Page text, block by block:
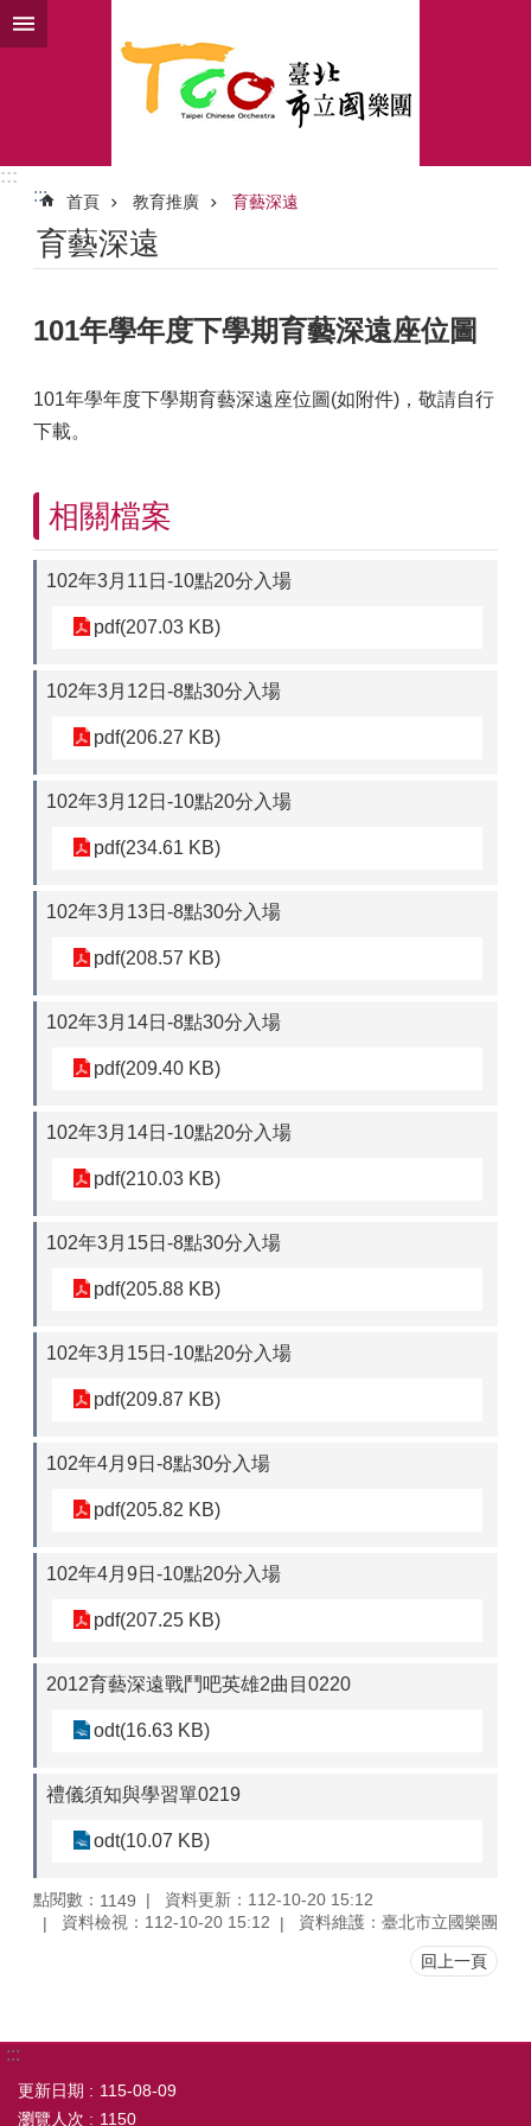
跳到主要內容區塊
:::
:::
首頁 教育推廣 育藝深遠
育藝深遠
101年學年度下學期育藝深遠座位圖
101年學年度下學期育藝深遠座位圖(如附件)，敬請自行
下載。
相關檔案
102年3月11日-10點20分入場
pdf(207.03 KB)
102年3月12日-8點30分入場
pdf(206.27 KB)
102年3月12日-10點20分入場
pdf(234.61 KB)
102年3月13日-8點30分入場
pdf(208.57 KB)
102年3月14日-8點30分入場
pdf(209.40 KB)
102年3月14日-10點20分入場
pdf(210.03 KB)
102年3月15日-8點30分入場
pdf(205.88 KB)
102年3月15日-10點20分入場
pdf(209.87 KB)
102年4月9日-8點30分入場
pdf(205.82 KB)
102年4月9日-10點20分入場
pdf(207.25 KB)
2012育藝深遠戰鬥吧英雄2曲目0220
odt(16.63 KB)
禮儀須知與學習單0219
odt(10.07 KB)
點閱數： 1149
資料更新：112-10-20 15:12
資料檢視：112-10-20 15:12
資料維護：臺北市立國樂團
回上一頁
:::
更新日期
115-08-09
瀏覽人次
1150